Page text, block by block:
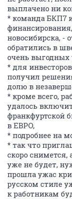
выплачено ни
* команда БКП7
новосибирска, -
обратились в
очень выгодных
* для
получил
долю в
* кроме всего,
удалось
франкфуртской
в ЕВРО,
* подробнее на
* так что
скоро снимется,
уже не будет,
прошла ужас
русском стиле
к работникам